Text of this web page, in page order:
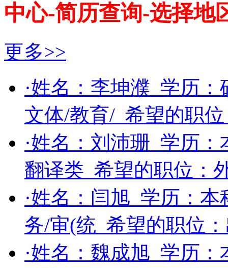
中心-简历查询-选择地
更多>>
·姓名： 李坤濮 学历：
文体/教育/ 希望的职
·姓名： 刘沛珊 学历：
翻译类 希望的职位：
·姓名： 闫旭 学历： 本
务/审(统 希望的职位：
·姓名： 魏成旭 学历：